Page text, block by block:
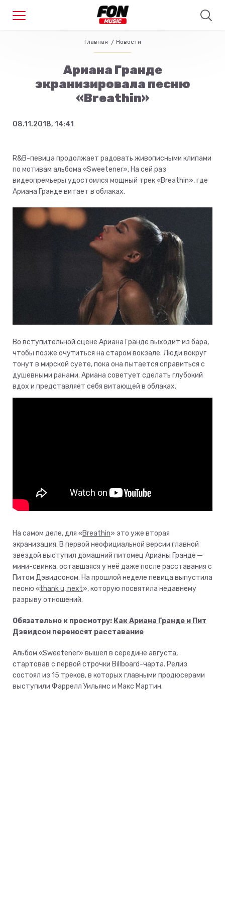
Главная Новости
Ариана Гранде
экранизировала песню
«Breathin»
08.11.2018, 14:41
R&B-певица продолжает радовать живописными клипами
по мотивам альбома «Sweetener». На сей раз
видеопремьеры удостоился мощный трек «Breathin», где
Ариана Гранде витает в облаках.
Во вступительной сцене Ариана Гранде выходит из бара,
чтобы позже очутиться на старом вокзале. Люди вокруг
тонут в мирской суете, пока она пытается справиться с
душевными ранами. Ариана советует сделать глубокий
вдох и представляет себя витающей в облаках.
На самом деле, для «Breathin» это уже вторая
экранизация. В первой неофициальной версии главной
звездой выступил домашний питомец Арианы Гранде ─
мини-свинка, оставшаяся у неё даже после расставания с
Питом Дэвидсоном. На прошлой неделе певица выпустила
песню «thank u, next», которую посвятила недавнему
разрыву отношений.
Обязательно к просмотру: Как Ариана Гранде и Пит
Дэвидсон переносят расставание
Альбом «Sweetener» вышел в середине августа,
стартовав с первой строчки Billboard-чарта. Релиз
состоял из 15 треков, в которых главными продюсерами
выступили Фаррелл Уильямс и Макс Мартин.